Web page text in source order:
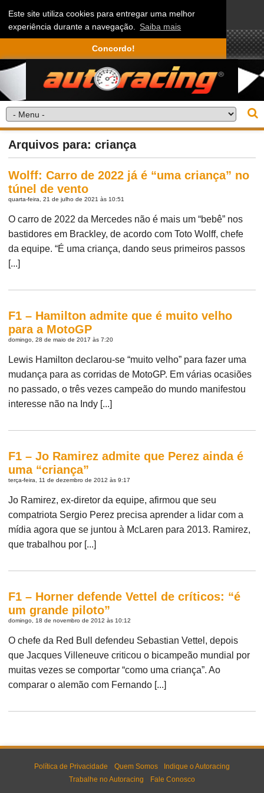
Este site utiliza cookies para entregar uma melhor
experiência durante a navegação. Saiba mais
Concordo!
Arquivos para: criança
Wolff: Carro de 2022 já é “uma criança” no
túnel de vento
quarta-feira, 21 de julho de 2021 às 10:51
O carro de 2022 da Mercedes não é mais um “bebê” nos
bastidores em Brackley, de acordo com Toto Wolff, chefe
da equipe. “É uma criança, dando seus primeiros passos
[...]
F1 – Hamilton admite que é muito velho
para a MotoGP
domingo, 28 de maio de 2017 às 7:20
Lewis Hamilton declarou-se “muito velho” para fazer uma
mudança para as corridas de MotoGP. Em várias ocasiões
no passado, o três vezes campeão do mundo manifestou
interesse não na Indy [...]
F1 – Jo Ramirez admite que Perez ainda é
uma “criança”
terça-feira, 11 de dezembro de 2012 às 9:17
Jo Ramirez, ex-diretor da equipe, afirmou que seu
compatriota Sergio Perez precisa aprender a lidar com a
mídia agora que se juntou à McLaren para 2013. Ramirez,
que trabalhou por [...]
F1 – Horner defende Vettel de críticos: “é
um grande piloto”
domingo, 18 de novembro de 2012 às 10:12
O chefe da Red Bull defendeu Sebastian Vettel, depois
que Jacques Villeneuve criticou o bicampeão mundial por
muitas vezes se comportar “como uma criança”. Ao
comparar o alemão com Fernando [...]
Política de Privacidade Quem Somos
Indique o Autoracing
Trabalhe no Autoracing
Fale Conosco